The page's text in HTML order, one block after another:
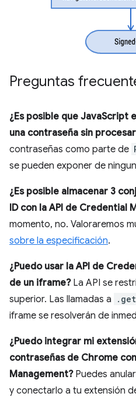
Preguntas
¿Es posible que JavaScript
una contraseña sin
contraseñas como parte de
se pueden exponer de
¿Es posible almacenar 3
ID con la API de Credential
momento, no. Valoraremos
sobre la especificación.
¿Puedo usar la API de
de un iframe?La API se
superior. Las llamadas a
iframe se resolverán de
¿Puedo integrar mi
contraseñas de Chrome
Management?Puedes anular
y conectarlo a tu extensión